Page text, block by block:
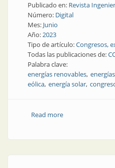
Publicado en: Revista
Número: Digital
Mes: Junio
Año:2023
Tipo de artículo:Congresos,
Todas las publicaciones de:
Palabra clave:
energías renovables
eólica energía solar
Read moreabout Así será la